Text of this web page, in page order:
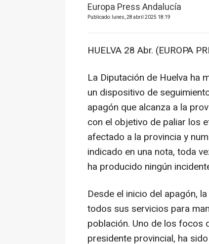
Europa Press Andalucía
Publicado: lunes, 28 abril 2025 18:19
HUELVA 28 Abr. (EUROPA
La Diputación de Huelva ha
un dispositivo de
apagón que alcanza a la
con el objetivo de paliar los
afectado a la provincia y
indicado en una nota, toda
ha producido ningún
Desde el inicio del apagón,
todos sus servicios para
población. Uno de los focos
presidente provincial, ha